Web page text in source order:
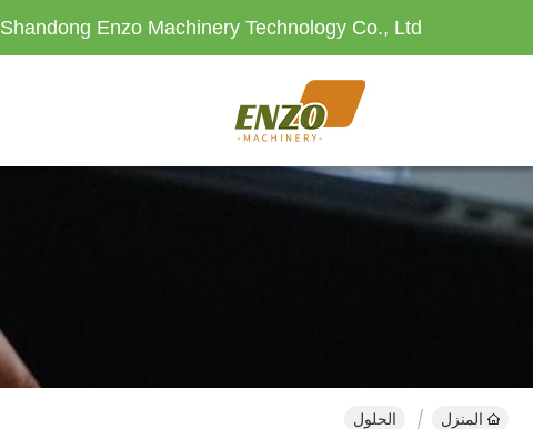
Shandong Enzo Machinery Technology Co., Ltd.
المنزل الحلول